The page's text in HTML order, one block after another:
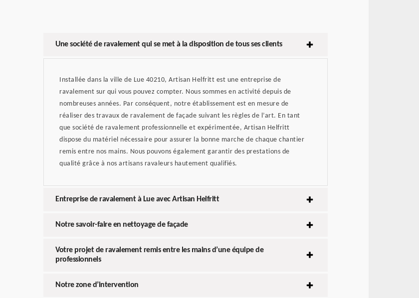
Une société de ravalement qui se met à la disposition de tous ses clients
Installée dans la ville de Lue 40210, Artisan Helfritt est une entreprise de
ravalement sur qui vous pouvez compter. Nous sommes en activité depuis de
nombreuses années. Par conséquent, notre établissement est en mesure de
réaliser des travaux de ravalement de façade suivant les règles de l’art. En tant
que société de ravalement professionnelle et expérimentée, Artisan Helfritt
dispose du matériel nécessaire pour assurer la bonne marche de chaque chantier
remis entre nos mains. Nous pouvons également garantir des prestations de
qualité grâce à nos artisans ravaleurs hautement qualifiés.
Entreprise de ravalement à Lue avec Artisan Helfritt
Notre savoir-faire en nettoyage de façade
Votre projet de ravalement remis entre les mains d’une équipe de
professionnels
Notre zone d’intervention